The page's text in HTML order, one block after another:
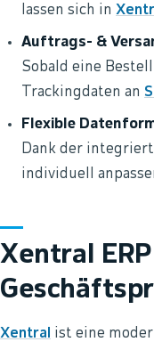
lassen sich in
Auftrags- &
Sobald eine
Trackingdaten an
Flexible
Dank der
individuell
Xentral
Xentral ist eine